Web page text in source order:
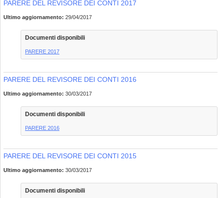
PARERE DEL REVISORE DEI CONTI 2017
Ultimo aggiornamento: 29/04/2017
Documenti disponibili
PARERE 2017
PARERE DEL REVISORE DEI CONTI 2016
Ultimo aggiornamento: 30/03/2017
Documenti disponibili
PARERE 2016
PARERE DEL REVISORE DEI CONTI 2015
Ultimo aggiornamento: 30/03/2017
Documenti disponibili